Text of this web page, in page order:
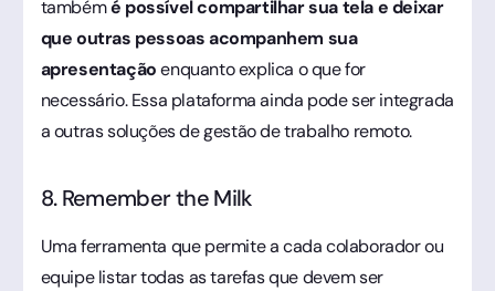
tambémé possível compartilhar sua tela e deixar
que outras pessoas acompanhem sua
apresentaçãoenquanto explica o que for
necessário. Essa plataforma ainda pode ser integrada
a outras soluções de gestão de trabalho remoto.
8. Remember the Milk
Uma ferramenta que permite a cada colaborador ou
equipe listar todas as tarefas que devem ser